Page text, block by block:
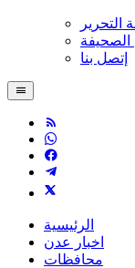
التحرير
إتصل بنا
الرئيسية
اخبار عدن
محافظات